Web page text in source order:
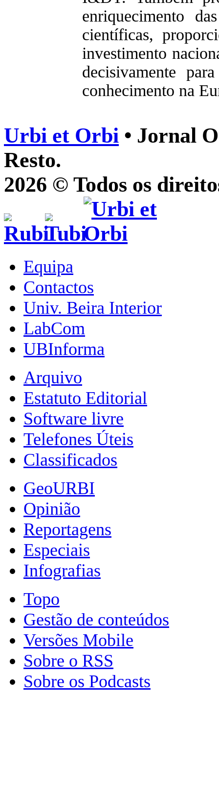
enriquecimento
científicas,
investimento
decisivamente
conhecimento na
Urbi et Orbi • Jornal
Resto.
2026 © Todos os
Equipa
Contactos
Univ. Beira Interior
LabCom
UBInforma
Arquivo
Estatuto Editorial
Software livre
Telefones Úteis
Classificados
GeoURBI
Opinião
Reportagens
Especiais
Infografias
Topo
Gestão de conteúdos
Versões Mobile
Sobre o RSS
Sobre os Podcasts